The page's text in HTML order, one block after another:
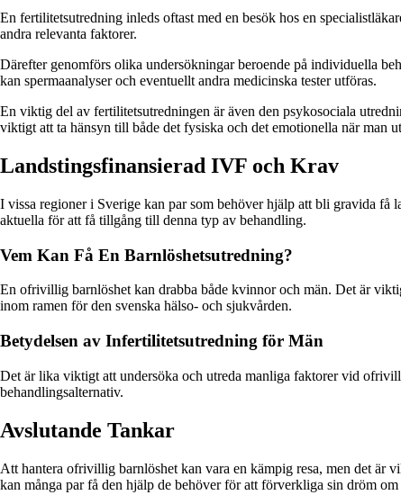
En fertilitetsutredning inleds oftast med en besök hos en
andra relevanta faktorer.
Därefter genomförs olika undersökningar beroende på individuella
kan spermaanalyser och eventuellt andra medicinska tester utföras.
En viktig del av fertilitetsutredningen är även den psykosociala
viktigt att ta hänsyn till både det fysiska och det emotionella när man
Landstingsfinansierad IVF och Krav
I vissa regioner i Sverige kan par som behöver hjälp att bli gravida
aktuella för att få tillgång till denna typ av behandling.
Vem Kan Få En Barnlöshetsutredning?
En ofrivillig barnlöshet kan drabba både kvinnor och män. Det är
inom ramen för den svenska hälso- och sjukvården.
Betydelsen av Infertilitetsutredning för Män
Det är lika viktigt att undersöka och utreda manliga faktorer vid
behandlingsalternativ.
Avslutande Tankar
Att hantera ofrivillig barnlöshet kan vara en kämpig resa, men det är
kan många par få den hjälp de behöver för att förverkliga sin dröm